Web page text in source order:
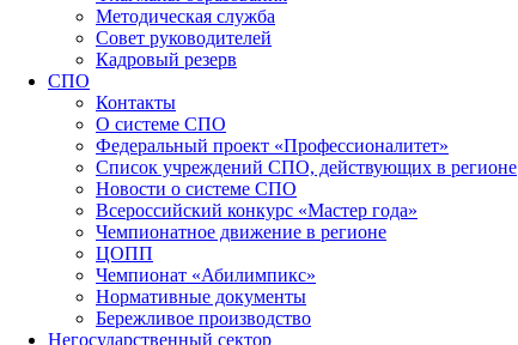
Методическая служба
Совет руководителей
Кадровый резерв
СПО
Контакты
О системе СПО
Федеральный проект «Профессионалитет»
Список учреждений СПО, действующих в регионе
Новости о системе СПО
Всероссийский конкурс «Мастер года»
Чемпионатное движение в регионе
ЦОПП
Чемпионат «Абилимпикс»
Нормативные документы
Бережливое производство
Негосударственный сектор